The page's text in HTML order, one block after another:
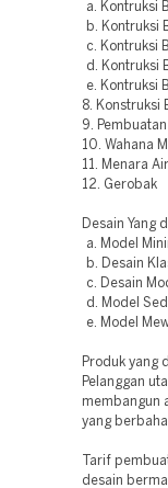
a. Kontruksi
b. Kontruksi
c. Kontruksi
d. Kontruksi
e. Kontruksi
8. Konstruksi
9.
10. Wahana
11. Menara
12. Gerobak
Desain Yang
a. Model
b. Desain
c. Desain
d. Model
e. Model
Produk yang
Pelanggan
membangun
yang
Tarif
desain